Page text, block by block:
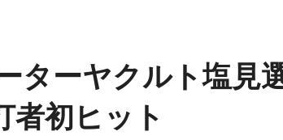
ターヤクルト塩見
者初ヒット